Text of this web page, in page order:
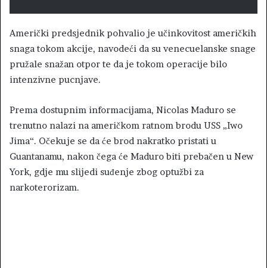
Američki predsjednik pohvalio je učinkovitost američkih
snaga tokom akcije, navodeći da su venecuelanske snage
pružale snažan otpor te da je tokom operacije bilo
intenzivne pucnjave.
Prema dostupnim informacijama, Nicolas Maduro se
trenutno nalazi na američkom ratnom brodu USS „Iwo
Jima“. Očekuje se da će brod nakratko pristati u
Guantanamu, nakon čega će Maduro biti prebačen u New
York, gdje mu slijedi suđenje zbog optužbi za
narkoterorizam.